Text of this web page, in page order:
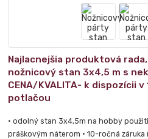
Najlacnejšia produktová
nožnicový stan 3x4,5 m s
CENA/KVALITA- k dispozícii
potlačou
• odolný stan 3x4,5m na hobby
práškovým náterom • 10-ročná záruka